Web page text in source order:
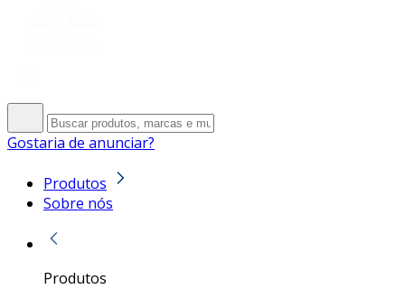
Gostaria de anunciar?
Produtos
Sobre nós
Produtos